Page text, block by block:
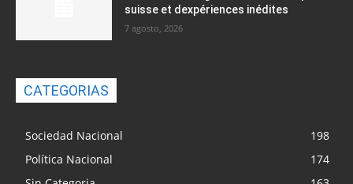
suisse et dexpériences inédites
7 agosto, 2026
CATEGORIAS
Sociedad Nacional
198
Política Nacional
174